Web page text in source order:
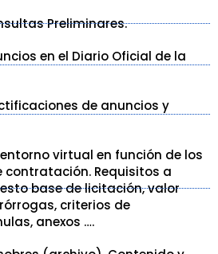
Preliminares.
en el Diario Oficial de la
de anuncios y
virtual en función de los
contratación. Requisitos a
base de licitación, valor
criterios de
anexos ….